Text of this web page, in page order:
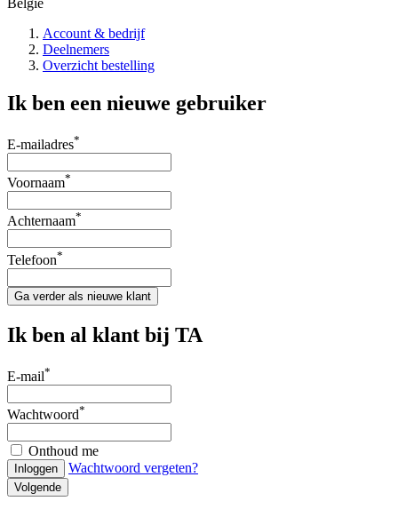
Account & bedrijf
Deelnemers
Overzicht bestelling
Ik ben een nieuwe gebruiker
E-mailadres*
Voornaam*
Achternaam*
Telefoon*
Ga verder als nieuwe klant
Ik ben al klant bij TA
E-mail*
Wachtwoord*
Onthoud me
Inloggen Wachtwoord vergeten?
Volgende